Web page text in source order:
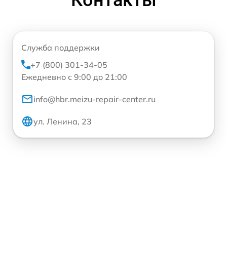
Служба поддержки
+7 (800) 301-34-05
Ежедневно с 9:00 до 21:00
info@hbr.meizu-repair-center.ru
ул. Ленина, 23